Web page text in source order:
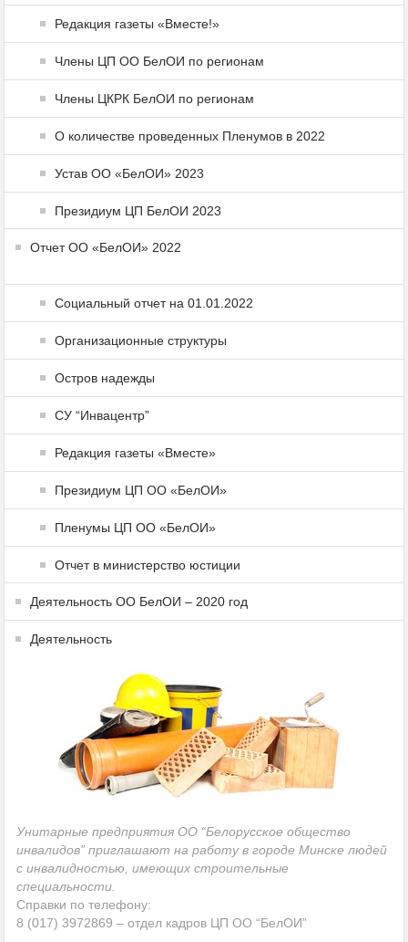
Редакция газеты «Вместе!»
Члены ЦП ОО БелОИ по регионам
Члены ЦКРК БелОИ по регионам
О количестве проведенных Пленумов в 2022
Устав ОО «БелОИ» 2023
Президиум ЦП БелОИ 2023
Отчет ОО «БелОИ» 2022
Социальный отчет на 01.01.2022
Организационные структуры
Остров надежды
СУ “Инвацентр”
Редакция газеты «Вместе»
Президиум ЦП ОО «БелОИ»
Пленумы ЦП ОО «БелОИ»
Отчет в министерство юстиции
Деятельность ОО БелОИ – 2020 год
Деятельность
Унитарные предприятия ОО “Белорусское общество
инвалидов” приглашают на работу в городе Минске людей
с инвалидностью, имеющих строительные
специальности.
Справки по телефону:
8 (017) 3972869 – отдел кадров ЦП ОО “БелОИ”